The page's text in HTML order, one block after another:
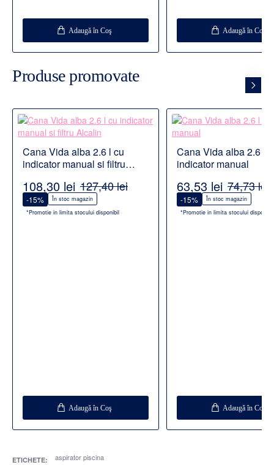
Adaugă în Coş Adaugă în Coş
Produse promovate
Cana Vida alba 2.6 l cu
indicator manual si filtru
În stoc magazin
*Promotie in limita stocului disponibil
-15%
108,30 lei 127,40 lei
Adaugă în Coş
Cana Vida alba 2.6 l
indicator manual
În stoc magazin
*Promotie in limita stocului disponibil
-15%
63,53 lei 74,73 lei
Adaugă în Coş
ETICHETE: aspirator piscina